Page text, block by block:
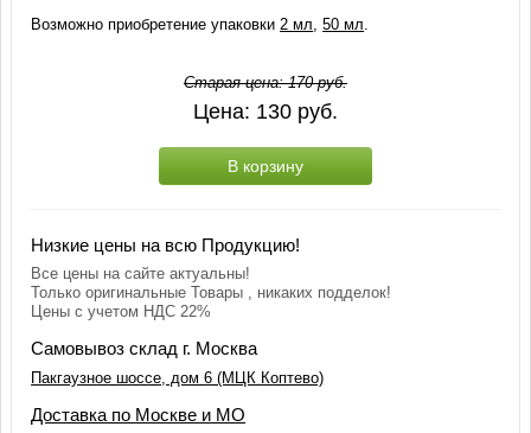
Возможно приобретение упаковки 2 мл ,50 мл
Старая цена:170руб.
Цена: 130 руб.
В корзину
Низкие цены на всю Продукцию!
Все цены на сайте актуальны!
Только оригинальные Товары , никаких подделок!
Цены с учетом НДС 22%
Самовывоз склад г. Москва
Пакгаузное шоссе, дом 6 (МЦК Коптево)
Доставка по Москве и МО